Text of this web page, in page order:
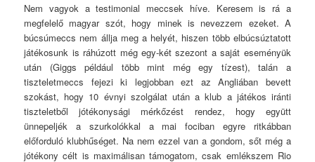
Nem vagyok a testimonial meccsek híve. Keresem is rá a
megfelelő magyar szót, hogy minek is nevezzem ezeket. A
búcsúmeccs nem állja meg a helyét, hiszen több elbúcsúztatott
játékosunk is ráhúzott még egy-két szezont a saját eseményük
után (Giggs például több mint még egy tízest), talán a
tiszteletmeccs fejezi ki legjobban ezt az Angliában bevett
szokást, hogy 10 évnyi szolgálat után a klub a játékos iránti
tiszteletből jótékonysági mérkőzést rendez, hogy együtt
ünnepeljék a szurkolókkal a mai fociban egyre ritkábban
előforduló klubhűséget. Na nem ezzel van a gondom, sőt még a
jótékony célt is maximálisan támogatom, csak emlékszem Rio